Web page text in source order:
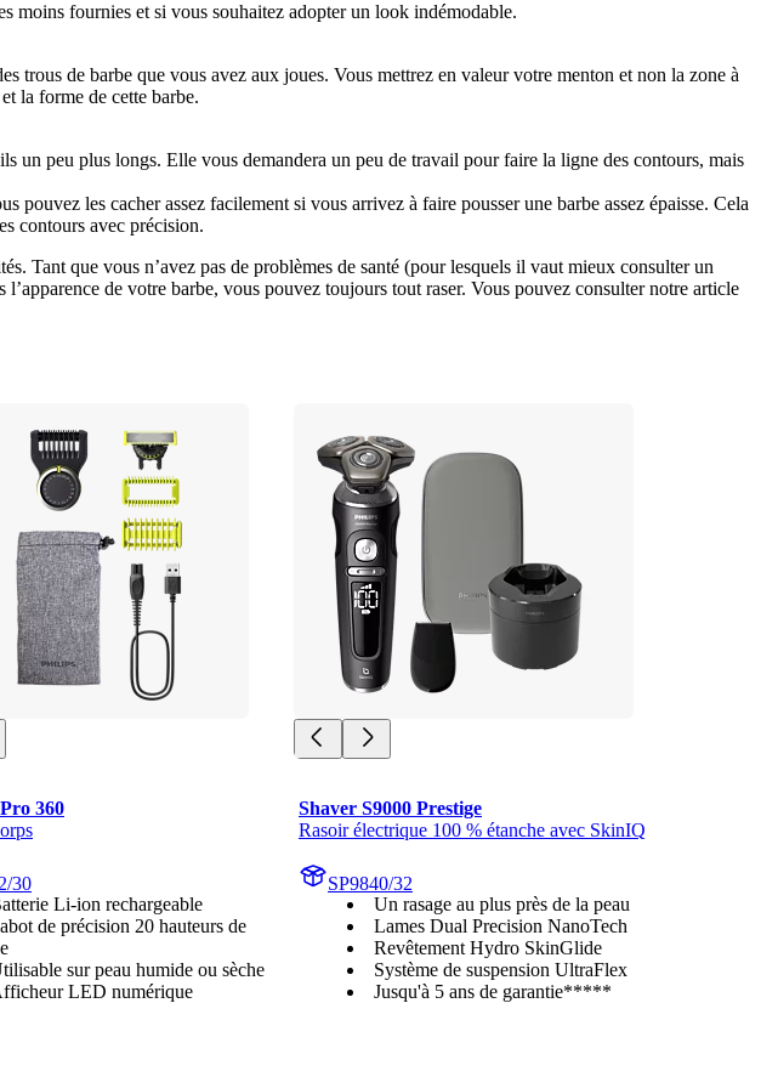
moins fournies et si vous souhaitez adopter un look indémodable.
trous de barbe que vous avez aux joues. Vous mettrez en valeur votre menton et non la zone à
la forme de cette barbe.
un peu plus longs. Elle vous demandera un peu de travail pour faire la ligne des contours, mais
les cacher assez facilement si vous arrivez à faire pousser une barbe assez épaisse. Cela
contours avec précision.
Tant que vous n’avez pas de problèmes de santé (pour lesquels il vaut mieux consulter un
de votre barbe, vous pouvez toujours tout raser. Vous pouvez consulter notre article
360
30
Li-ion rechargeable
de précision 20 hauteurs de
sur peau humide ou sèche
LED numérique
Shaver S9000 Prestige
Rasoir électrique 100 % étanche avec SkinIQ
SP9840/32
Un rasage au plus près de la peau
Lames Dual Precision NanoTech
Revêtement Hydro SkinGlide
Système de suspension UltraFlex
Jusqu'à 5 ans de garantie*****